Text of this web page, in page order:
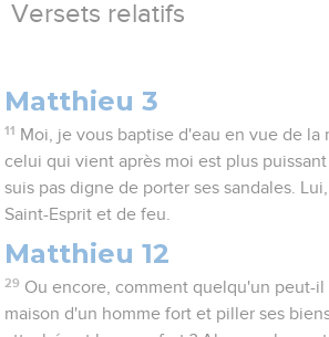
Versets relatifs
Matthieu 3
11 Moi, je vous baptise d'eau en vue de la
celui qui vient après moi est plus
suis pas digne de porter ses sandales.
Saint-Esprit et de feu.
Matthieu 12
29 Ou encore, comment quelqu'un peut-il
maison d'un homme fort et piller ses